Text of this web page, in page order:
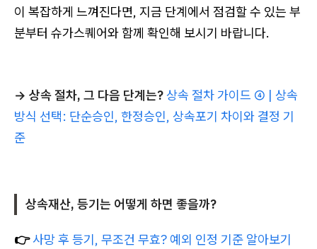
이 복잡하게 느껴진다면, 지금 단계에서 점검할 수 있는 부
분부터 슈가스퀘어와 함께 확인해 보시기 바랍니다.
→ 상속 절차, 그 다음 단계는?상속 절차 가이드 ④ | 상속
방식 선택: 단순승인, 한정승인, 상속포기 차이와 결정 기
준
상속재산, 등기는 어떻게 하면 좋을까?
👉사망 후 등기, 무조건 무효? 예외 인정 기준 알아보기